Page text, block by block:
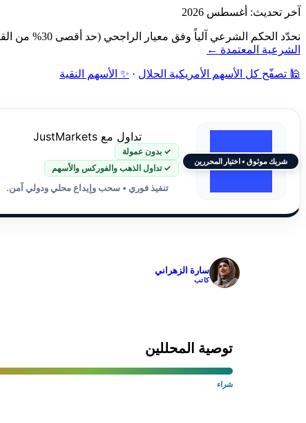
آخر تحديث: أغسطس 2026
نحدّد الحكم الشرعي آلياً وفق معيار الراجحي (حد أقصى 30% من القيمة السوقية): فحص نشاط الشركة أولاً، ثم نسبة الديون ونسبة الإيرادات الربوية إلى القيمة السوقية — دون مراجعة بشرية.
الشرعية المعتمدة ←
🕌 تصفّح كل الأسهم الأمريكية الحلال · ✨ الأسهم النقية
شريك موثوق • اختيار المحررين
تداول مع JustMarkets
✓ بدون عمولة
✓ تداول الذهب والفوركس والأسهم
تنفيذ فوري • سحب وإيداع محلي ودولي آمن.
سارة الزهراني
كاتب
توصية المحللين
شراء